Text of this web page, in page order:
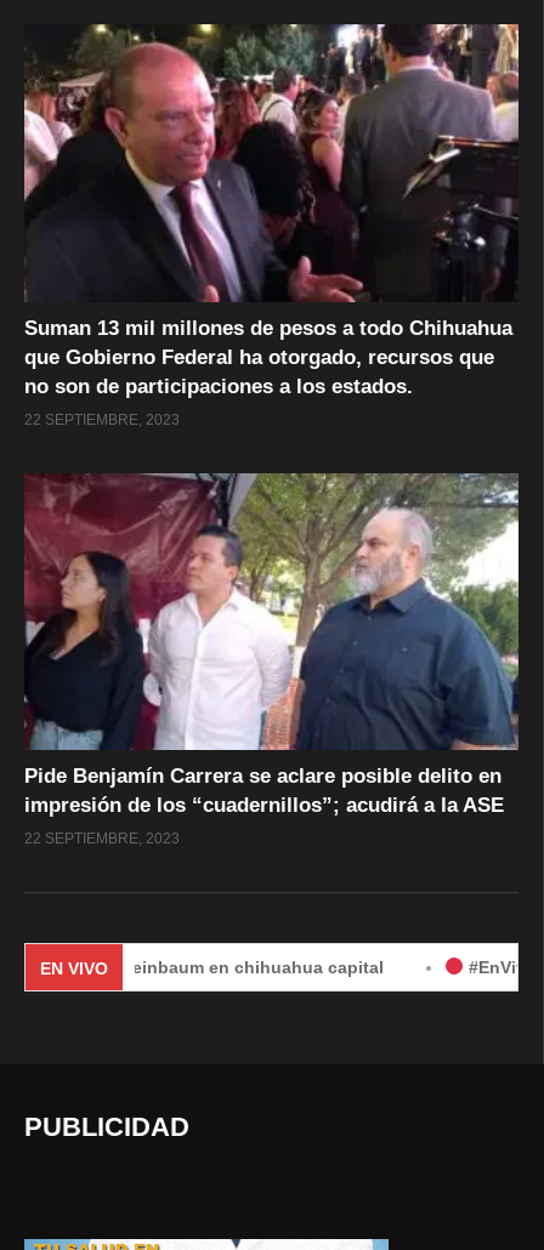
Suman 13 mil millones de pesos a todo Chihuahua
que Gobierno Federal ha otorgado, recursos que
no son de participaciones a los estados.
22 SEPTIEMBRE, 2023
Pide Benjamín Carrera se aclare posible delito en
impresión de los “cuadernillos”; acudirá a la ASE
22 SEPTIEMBRE, 2023
EN VIVO
Sheinbaum en chihuahua capital #EnVivo | DÍA 2:
PUBLICIDAD